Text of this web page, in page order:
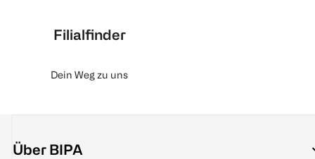
Filialfinder
Dein Weg zu uns
Über BIPA